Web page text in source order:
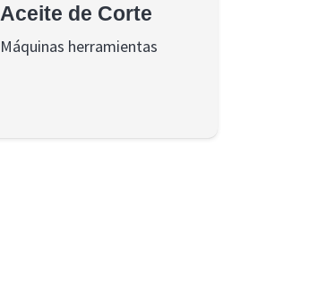
Aceite de Corte
Máquinas herramientas